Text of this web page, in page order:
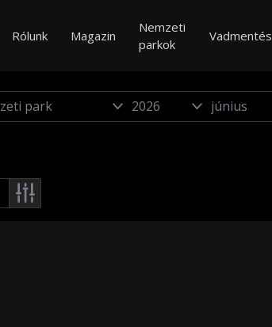
Rólunk Magazin
Nemzeti
parkok
Vadmentés